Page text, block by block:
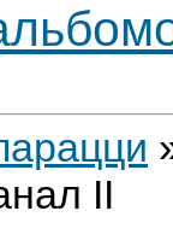
II